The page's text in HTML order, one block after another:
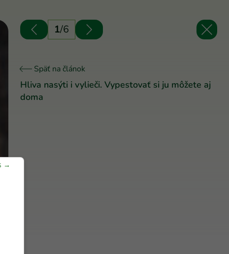
1/6
Späť na článok
Hliva nasýti i vylieči. Vypestovať si ju môžete aj
doma